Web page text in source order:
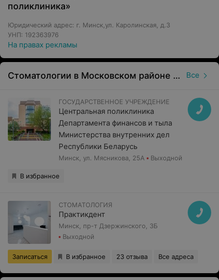
поликлиника»
Юридический адрес: г. Минск,ул. Каролинская, д.3
УНП: 192363976
На правах рекламы
Стоматологии в Московском районе в Минске Все
ГОСУДАРСТВЕННОЕ УЧРЕЖДЕНИЕ
Центральная поликлиника
Департамента финансов и тыла
Министерства внутренних дел
Республики Беларусь
Минск, ул. Мясникова, 25А Выходной
В избранное
СТОМАТОЛОГИЯ
Практикдент
Минск, пр-т Дзержинского, 3Б
Выходной
Записаться В избранное 23 отзыва Все адреса